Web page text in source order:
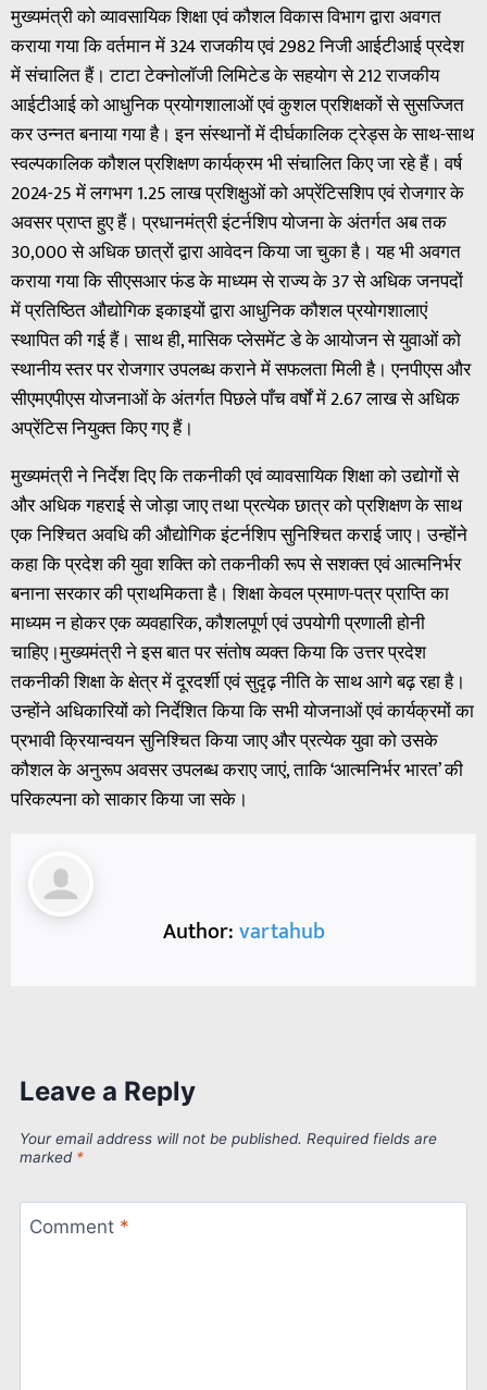
मुख्यमंत्री को व्यावसायिक शिक्षा एवं कौशल विकास विभाग द्वारा अवगत
कराया गया कि वर्तमान में 324 राजकीय एवं 2982 निजी आईटीआई प्रदेश
में संचालित हैं। टाटा टेक्नोलॉजी लिमिटेड के सहयोग से 212 राजकीय
आईटीआई को आधुनिक प्रयोगशालाओं एवं कुशल प्रशिक्षकों से सुसज्जित
कर उन्नत बनाया गया है। इन संस्थानों में दीर्घकालिक ट्रेड्स के साथ-साथ
स्वल्पकालिक कौशल प्रशिक्षण कार्यक्रम भी संचालित किए जा रहे हैं। वर्ष
2024-25 में लगभग 1.25 लाख प्रशिक्षुओं को अप्रेंटिसशिप एवं रोजगार के
अवसर प्राप्त हुए हैं। प्रधानमंत्री इंटर्नशिप योजना के अंतर्गत अब तक
30,000 से अधिक छात्रों द्वारा आवेदन किया जा चुका है। यह भी अवगत
कराया गया कि सीएसआर फंड के माध्यम से राज्य के 37 से अधिक जनपदों
में प्रतिष्ठित औद्योगिक इकाइयों द्वारा आधुनिक कौशल प्रयोगशालाएं
स्थापित की गई हैं। साथ ही, मासिक प्लेसमेंट डे के आयोजन से युवाओं को
स्थानीय स्तर पर रोजगार उपलब्ध कराने में सफलता मिली है। एनपीएस और
सीएमएपीएस योजनाओं के अंतर्गत पिछले पाँच वर्षों में 2.67 लाख से अधिक
अप्रेंटिस नियुक्त किए गए हैं।
मुख्यमंत्री ने निर्देश दिए कि तकनीकी एवं व्यावसायिक शिक्षा को उद्योगों से
और अधिक गहराई से जोड़ा जाए तथा प्रत्येक छात्र को प्रशिक्षण के साथ
एक निश्चित अवधि की औद्योगिक इंटर्नशिप सुनिश्चित कराई जाए। उन्होंने
कहा कि प्रदेश की युवा शक्ति को तकनीकी रूप से सशक्त एवं आत्मनिर्भर
बनाना सरकार की प्राथमिकता है। शिक्षा केवल प्रमाण-पत्र प्राप्ति का
माध्यम न होकर एक व्यवहारिक, कौशलपूर्ण एवं उपयोगी प्रणाली होनी
चाहिए।मुख्यमंत्री ने इस बात पर संतोष व्यक्त किया कि उत्तर प्रदेश
तकनीकी शिक्षा के क्षेत्र में दूरदर्शी एवं सुदृढ़ नीति के साथ आगे बढ़ रहा है।
उन्होंने अधिकारियों को निर्देशित किया कि सभी योजनाओं एवं कार्यक्रमों का
प्रभावी क्रियान्वयन सुनिश्चित किया जाए और प्रत्येक युवा को उसके
कौशल के अनुरूप अवसर उपलब्ध कराए जाएं, ताकि ‘आत्मनिर्भर भारत’ की
परिकल्पना को साकार किया जा सके।
Author:vartahub
Leave a Reply
Your email address will not be published. Required fields are
marked *
Comment *